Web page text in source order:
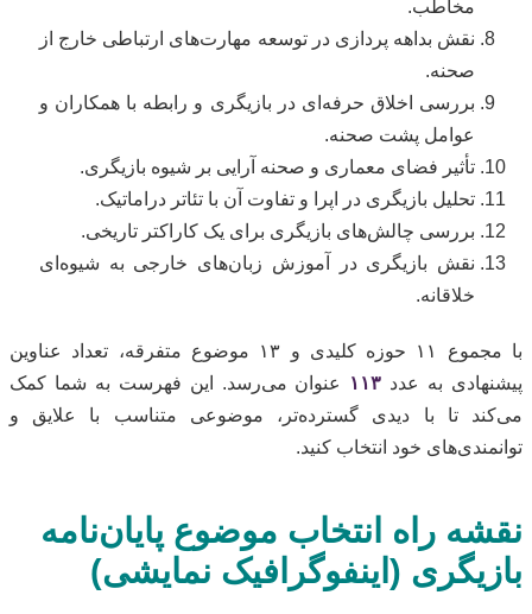
مخاطب.
نقش بداهه پردازی در توسعه مهارت‌های ارتباطی خارج از
صحنه.
بررسی اخلاق حرفه‌ای در بازیگری و رابطه با همکاران و
عوامل پشت صحنه.
تأثیر فضای معماری و صحنه آرایی بر شیوه بازیگری.
تحلیل بازیگری در اپرا و تفاوت آن با تئاتر دراماتیک.
بررسی چالش‌های بازیگری برای یک کاراکتر تاریخی.
نقش بازیگری در آموزش زبان‌های خارجی به شیوه‌ای
خلاقانه.
با مجموع ۱۱ حوزه کلیدی و ۱۳ موضوع متفرقه، تعداد عناوین
پیشنهادی به عدد ۱۱۳ عنوان می‌رسد. این فهرست به شما کمک
می‌کند تا با دیدی گسترده‌تر، موضوعی متناسب با علایق و
توانمندی‌های خود انتخاب کنید.
نقشه راه انتخاب موضوع پایان‌نامه
بازیگری (اینفوگرافیک نمایشی)